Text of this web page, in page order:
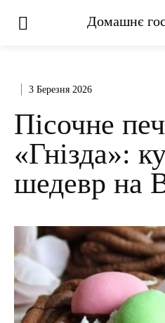
Домашнє
3 Березня 2026
Пісочне
«Гнізда»:
шедевр на